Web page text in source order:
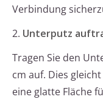
Verbindung
2. Unterputz
Tragen Sie den
cm auf. Dies
eine glatte Fläche